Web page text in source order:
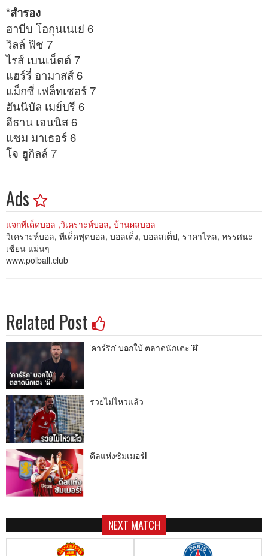
*สำรอง
ฮาบีบ โอกุนเนเย่ 6
วิลล์ ฟิช 7
ไรส์ เบนเน็ตต์ 7
แฮร์รี่ อามาสส์ 6
แม็กซี่ เฟล็ทเชอร์ 7
ฮันนิบัล เมย์บรี 6
อีธาน เอนนิส 6
แซม มาเธอร์ 6
โจ ฮูกิลล์ 7
Ads
แจกทีเด็ดบอล ,วิเคราะห์บอล, บ้านผลบอล
วิเคราะห์บอล, ทีเด็ดฟุตบอล, บอลเต็ง, บอลสเต็ป, ราคาไหล, ทรรศนะ
เซียน แม่นๆ
www.polball.club
Related Post
'คาร์ริก' บอกใบ้ ตลาดนักเตะ 'ผี'
รวยไม่ไหวแล้ว
ดีลแห่งซัมเมอร์!
NEXT MATCH